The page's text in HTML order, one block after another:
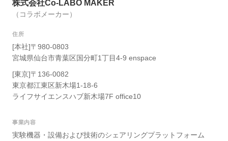
株式会社Co-LABO MAKER
（コラボメーカー）
住所
[本社]〒980-0803
宮城県仙台市青葉区国分町1丁目4-9 enspace
[東京]〒136-0082
東京都江東区新木場1-18-6
ライフサイエンスハブ新木場7F office10
事業内容
実験機器・設備および技術のシェアリングプラットフォーム